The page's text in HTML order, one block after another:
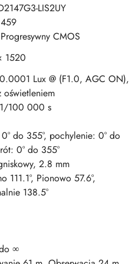
LIS2UY
CMOS
1520
Lux @ (F1.0, AGC ON),
oświetleniem
100 000 s
do 355°, pochylenie: 0° do
0° do 355°
2.8 mm
111.1°, Pionowo 57.6°,
138.5°
∞